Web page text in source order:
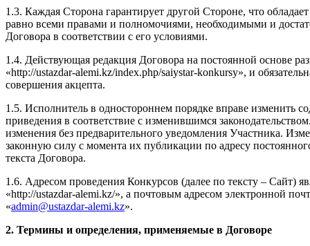
1.3. Каждая Сторона гарантирует другой Стороне, что
равно всеми правами и полномочиями, необходимыми и
Договора в соответствии с его условиями.
1.4. Действующая редакция Договора на постоянной основе
«http://ustazdar-alemi.kz/index.php/saiystar-konkursy», и
совершения акцепта.
1.5. Исполнитель в одностороннем порядке вправе изменить
приведения в соответствие с изменившимся
изменения без предварительного уведомления Участника.
законную силу с момента их публикации по адресу
текста Договора.
1.6. Адресом проведения Конкурсов (далее по тексту – Сайт)
«http://ustazdar-alemi.kz/», а почтовым адресом электронной
«admin@ustazdar-alemi.kz».
2. Термины и определения, применяемые в Договоре